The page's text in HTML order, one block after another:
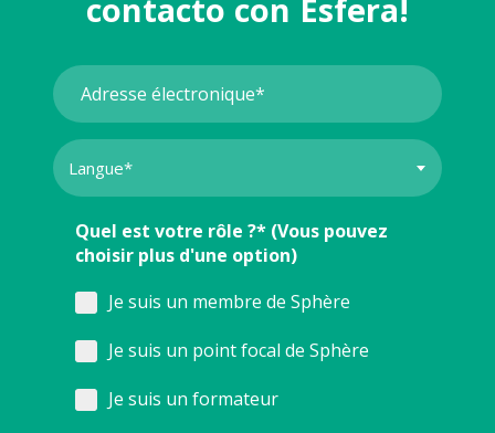
contacto con Esfera!
Quel est votre rôle ?* (Vous pouvez
choisir plus d'une option)
Je suis un membre de Sphère
Je suis un point focal de Sphère
Je suis un formateur